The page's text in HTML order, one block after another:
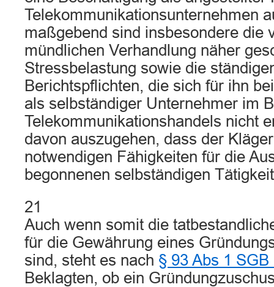
Telekommunikationsunternehmen
maßgebend sind insbesondere die
mündlichen Verhandlung näher
Stressbelastung sowie die
Berichtspflichten, die sich für ihn
als selbständiger Unternehmer im
Telekommunikationshandels nicht
davon auszugehen, dass der
notwendigen Fähigkeiten für die
begonnenen selbständigen
21
Auch wenn somit die
für die Gewährung eines
sind, steht es nach § 93 Abs 1 SGB
Beklagten, ob ein